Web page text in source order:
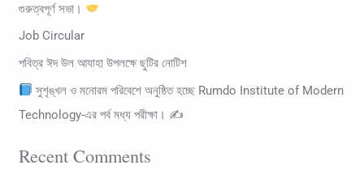
গুরুত্বপূর্ণ সভা।
Job Circular
পবিত্র ঈদ উল আযাহা উপলক্ষে ছুটির নোটিশ
সুশৃঙ্খল ও মনোরম পরিবেশে অনুষ্ঠিত হচ্ছে Rumdo Institute of Modern
Technology-এর পর্ব মধ্য পরীক্ষা। ✍
Recent Comments